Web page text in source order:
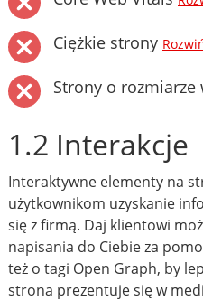
Ciężkie strony
Strony o rozmiarze
1.2 Interakcje
Interaktywne elementy na
użytkownikom uzyskanie
się z firmą. Daj klientowi
napisania do Ciebie za
też o tagi Open Graph, by
strona prezentuje się w